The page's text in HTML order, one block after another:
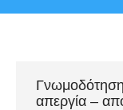
απεργία –